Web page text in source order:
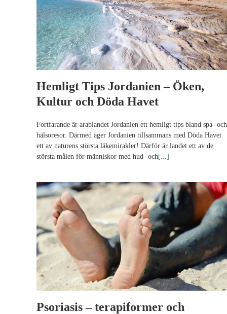
Hemligt Tips Jordanien – Öken,
Kultur och Döda Havet
Fortfarande är arablandet Jordanien ett hemligt tips bland spa- och
hälsoresor. Därmed äger Jordanien tillsammans med Döda Havet
ett av naturens största läkemirakler! Därför är landet ett av de
största målen för människor med hud- och [...]
Psoriasis – terapiformer och